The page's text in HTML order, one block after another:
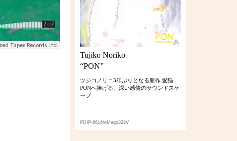
Tujiko Noriko
“PON”
ツジコノリコ3年ぶりとなる新作 愛猫
PONへ捧げる、深い感情のサウンドスケ
ープ
PDIP-6616/eMego322V